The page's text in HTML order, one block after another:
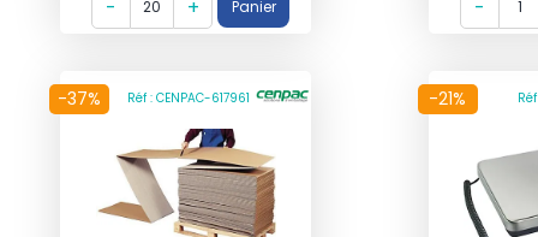
-37% Réf : CENPAC-617961 -21%